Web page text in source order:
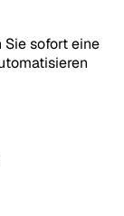
sofort eine